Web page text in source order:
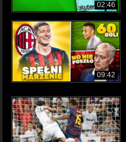
02:46
09:42